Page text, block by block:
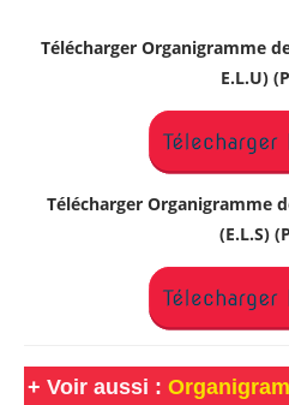
Télécharger Organigramme
E.L.U)
Télécharger Organigramme
(E.L.S)
+ Voir aussi :